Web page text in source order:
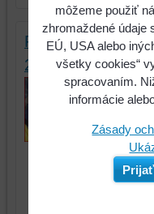
Profesionálny
270x200mm
môžeme použiť
zhromaždené údaje
EÚ, USA alebo
všetky cookies“
spracovaním.
informácie
Zásady